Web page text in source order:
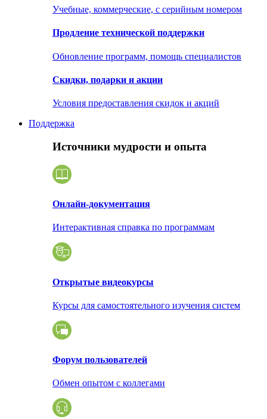
Учебные, коммерческие, с серийным номером
Продление технической поддержки
Обновление программ, помощь специалистов
Скидки, подарки и акции
Условия предоставления скидок и акций
Поддержка
Источники мудрости и опыта
Онлайн-документация
Интерактивная справка по программам
Открытые видеокурсы
Курсы для самостоятельного изучения систем
Форум пользователей
Обмен опытом с коллегами